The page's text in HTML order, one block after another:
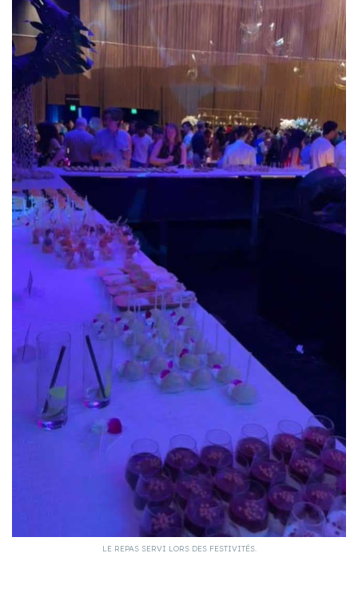
LE REPAS SERVI LORS DES FESTIVITÉS.